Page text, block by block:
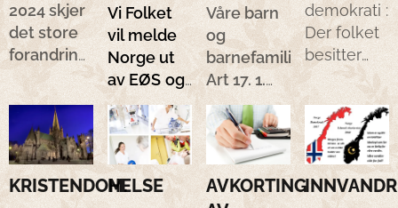
2024 skjer
det store
forandringer
med
gjenlevendepensjonen
fra NAV.
Blant
annet kan
man bare
Vi Folket
vil melde
Norge ut
av EØS og
Schengen.
Våre barn
og
barnefamilier:
Art 17. 1.
Ingen må
utsettes
for
vilkårlige
eller
demokrati :
Der folket
besitter
den
absolutte
høyeste
makt , det
er kun
mulig i et
KRISTENDOM.HELSE
AVKORTING